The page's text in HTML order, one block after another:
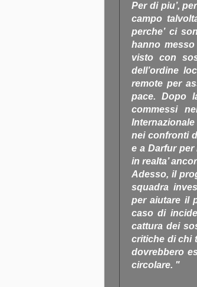
Per di piu’,
campo
perche’ ci
hanno
visto con
dell’ordine
remote per
pace. Dopo
commessi
nei confronti
e a Darfur per
in realta’
Adesso, il
squadra
per aiutare il
caso di
cattura dei
critiche di chi
dovrebbero
circolare. "